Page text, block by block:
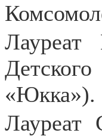
«Юкка»).
Лауреат